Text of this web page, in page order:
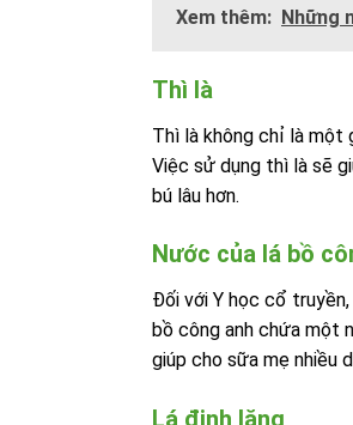
Xem thêm: Những
Thì là
Thì là không chỉ là một
Việc sử dụng thì là sẽ
bú lâu hơn.
Nước của lá bồ
Đối với Y học cổ
bồ công anh chứa một
giúp cho sữa mẹ nhiều
Lá đinh lăng